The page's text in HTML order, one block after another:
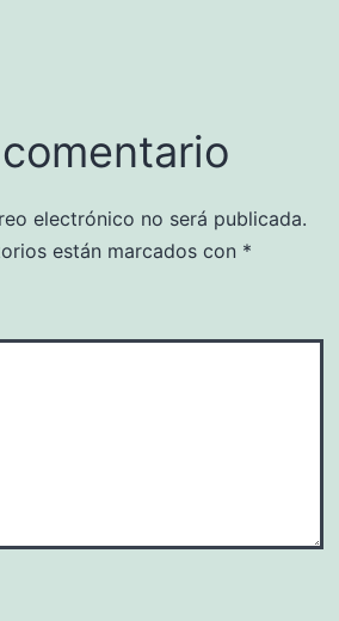
electrónico no será publicada.
están marcados con *